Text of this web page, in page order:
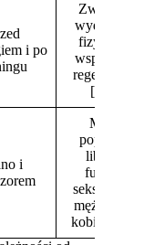
i po
Zwiększa
wydolność
fizyczną i
wspomaga
regenerację
[10].
i
Może
poprawić
libido i
funkcje
seksualne u
mężczyzn i
kobiet [11].